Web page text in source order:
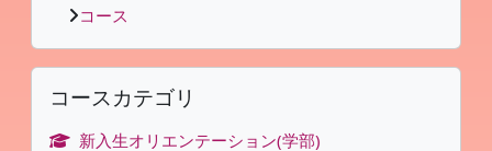
コース
コースカテゴリ をスキップする
コースカテゴリ
新入生オリエンテーション(学部)